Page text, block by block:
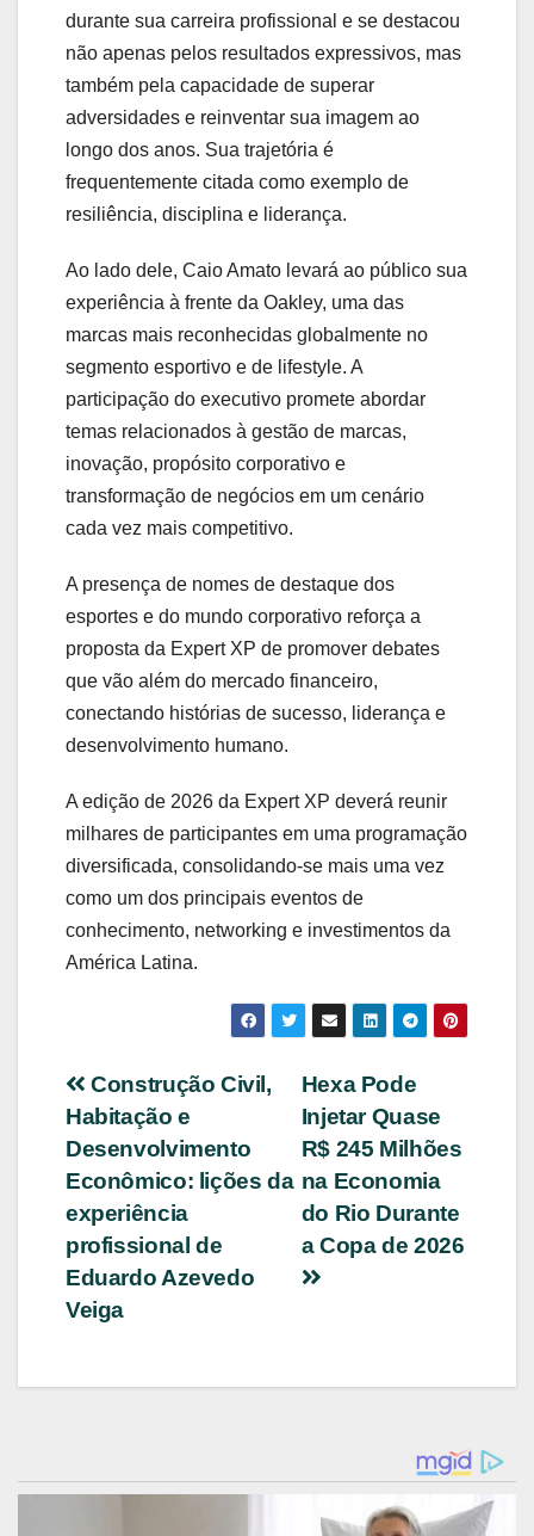
durante sua carreira profissional e se destacou
não apenas pelos resultados expressivos, mas
também pela capacidade de superar
adversidades e reinventar sua imagem ao
longo dos anos. Sua trajetória é
frequentemente citada como exemplo de
resiliência, disciplina e liderança.
Ao lado dele, Caio Amato levará ao público sua
experiência à frente da Oakley, uma das
marcas mais reconhecidas globalmente no
segmento esportivo e de lifestyle. A
participação do executivo promete abordar
temas relacionados à gestão de marcas,
inovação, propósito corporativo e
transformação de negócios em um cenário
cada vez mais competitivo.
A presença de nomes de destaque dos
esportes e do mundo corporativo reforça a
proposta da Expert XP de promover debates
que vão além do mercado financeiro,
conectando histórias de sucesso, liderança e
desenvolvimento humano.
A edição de 2026 da Expert XP deverá reunir
milhares de participantes em uma programação
diversificada, consolidando-se mais uma vez
como um dos principais eventos de
conhecimento, networking e investimentos da
América Latina.
Navegação
de
Post
Hexa Pode
Injetar Quase
R$ 245 Milhões
na Economia
do Rio Durante
a Copa de 2026
Construção Civil,
Habitação e
Desenvolvimento
Econômico: lições da
experiência
profissional de
Eduardo Azevedo
Veiga